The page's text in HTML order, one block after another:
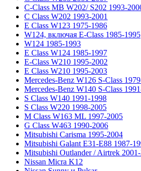
C-Class MB W202/ S202 1993-
C Class W202 1993-2001
E Class W123 1975-1986
W124, включая E-Class 1985-1995
W124 1985-1993
E Class W124 1985-1997
E-Class W210 1995-2002
E Class W210 1995-2003
Mercedes-Benz W126 S-Class
Mercedes-Benz W140 S-Class
S Class W140 1991-1998
S Class W220 1998-2005
M Class W163 ML 1997-2005
G Class W463 1990-2006
Mitsubishi Carisma 1995-2004
Mitsubishi Galant E31-E88 1987-
Mitsubishi Outlander / Airtrek
Nissan Micra K12